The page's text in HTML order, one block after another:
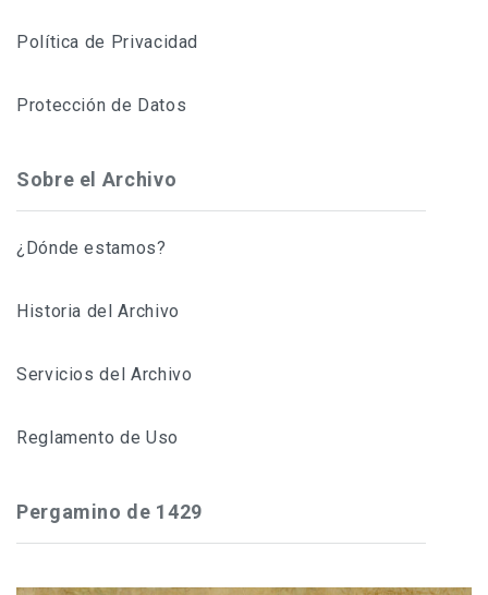
Política de Privacidad
Protección de Datos
Sobre el Archivo
¿Dónde estamos?
Historia del Archivo
Servicios del Archivo
Reglamento de Uso
Pergamino de 1429